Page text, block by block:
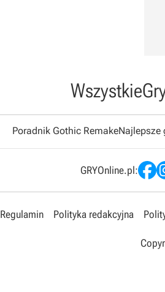
Wszystkie
Poradnik Gothic RemakeNajlepsze
GRYOnline.pl:
Regulamin Polityka redakcyjna